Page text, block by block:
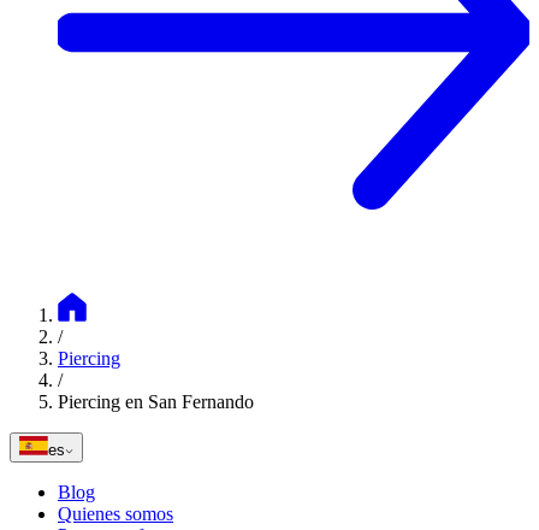
/
Piercing
/
Piercing en San Fernando
es
Blog
Quienes somos